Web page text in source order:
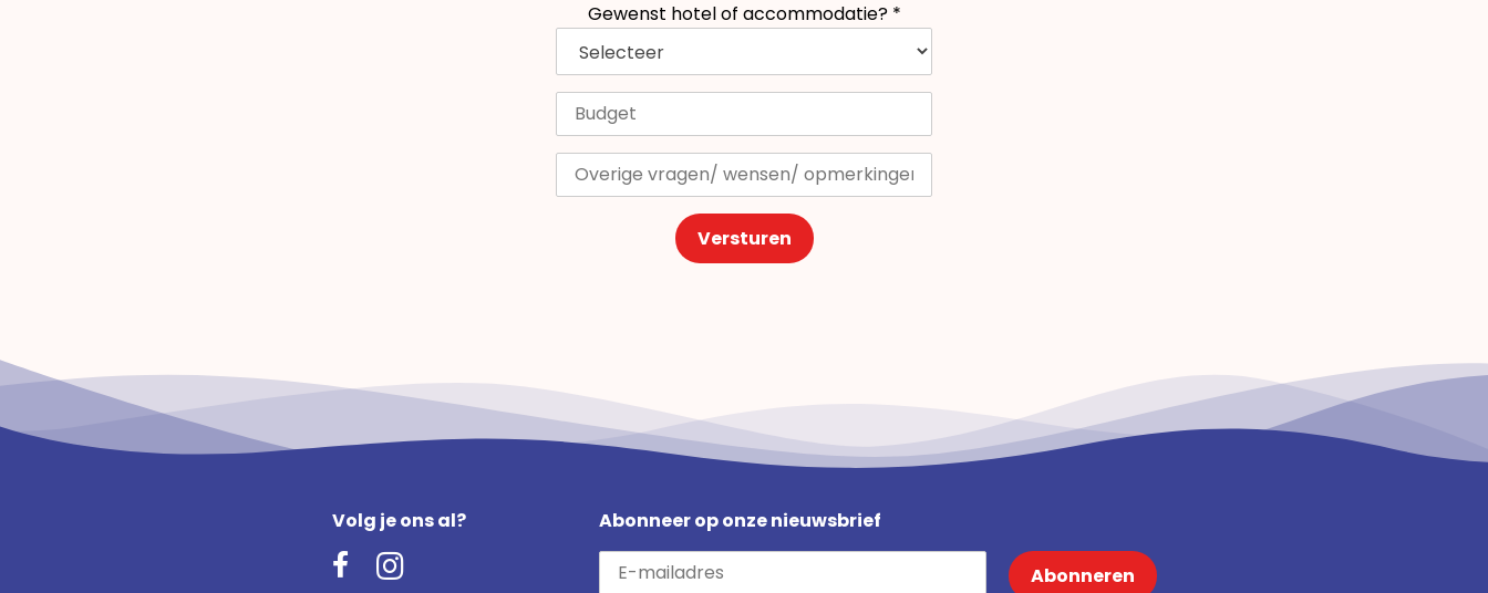
Gewenst hotel of accommodatie? *
Versturen
Volg je ons al? Abonneer op onze nieuwsbrief
Abonneren